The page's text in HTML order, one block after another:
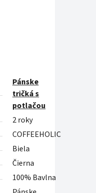
Pánske
tričká s
potlačou
2 roky
COFFEEHOLIC
Biela
Čierna
100% Bavlna